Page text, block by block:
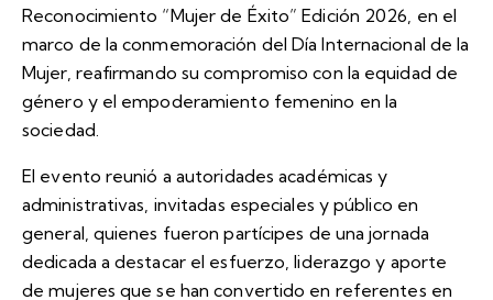
Reconocimiento “Mujer de Éxito” Edición 2026, en el
marco de la conmemoración del Día Internacional de la
Mujer, reafirmando su compromiso con la equidad de
género y el empoderamiento femenino en la
sociedad.
El evento reunió a autoridades académicas y
administrativas, invitadas especiales y público en
general, quienes fueron partícipes de una jornada
dedicada a destacar el esfuerzo, liderazgo y aporte
de mujeres que se han convertido en referentes en